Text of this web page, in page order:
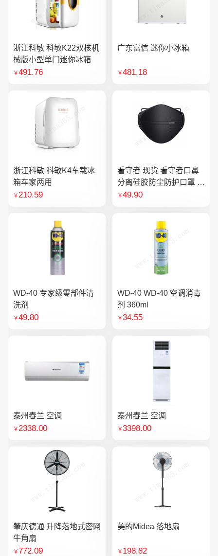
浙江科敏 科敏K22双核机
械版小型单门迷你冰箱
￥491.76
广东富信 迷你小冰箱
￥481.18
浙江科敏 科敏K4车载冰
箱车家两用
￥210.59
看守者 现货 看守者口鼻
分离硅胶防尘防护口罩 1
个口罩含10片滤芯
￥49.90
WD-40 专家级零部件清
洗剂
￥49.80
WD-40 WD-40 空调消毒
剂 360ml
￥34.55
泰州春兰 空调
￥2338.00
泰州春兰 空调
￥3398.00
肇庆德通 升降落地式密网
牛角扇
￥772.09
美的Midea 落地扇
￥ 198.82